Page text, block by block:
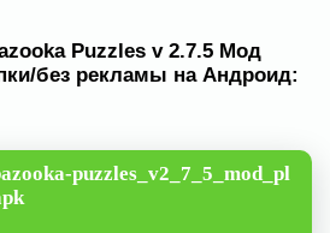
Puzzles v 2.7.5 Мод
без рекламы на Андроид:
puzzles_v2_7_5_mod_pl